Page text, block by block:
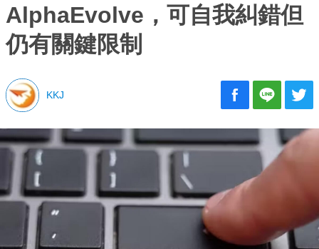
AlphaEvolve，可自我糾錯但
仍有關鍵限制
KKJ